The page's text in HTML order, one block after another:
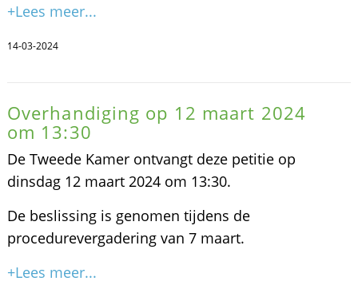
+Lees meer...
14-03-2024
Overhandiging op 12 maart 2024
om 13:30
De Tweede Kamer ontvangt deze petitie op
dinsdag 12 maart 2024 om 13:30.
De beslissing is genomen tijdens de
procedurevergadering van 7 maart.
+Lees meer...